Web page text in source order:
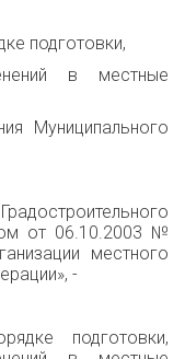
подготовки,
в местные
Муниципального
от 06.10.2003 №
местного
-
подготовки,